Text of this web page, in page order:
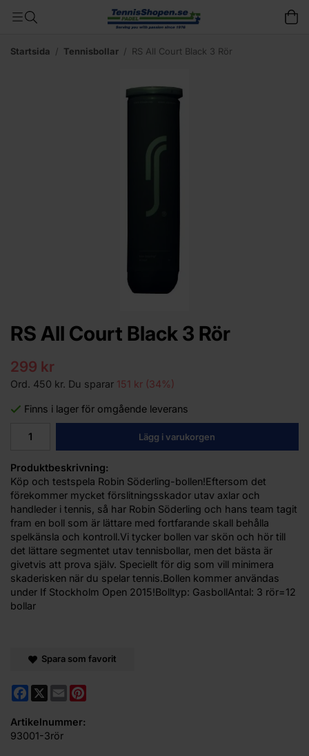
Startsida / Tennisbollar / RS All Court Black 3 Rör
RS All Court Black 3 Rör
299 kr
Ord. 450 kr. Du sparar 151 kr (34%)
Finns i lager för omgående leverans
Lägg i varukorgen
Produktbeskrivning:
Köp och testspela Robin Söderling-bollen!Eftersom det
förekommer mycket förslitningsskador utav axlar och
handleder i tennis, så har Robin Söderling och hans team tagit
fram en boll som är lättare med fortfarande skall behålla
spelkänsla och kontroll.Vi tycker bollen var skön och hör till
det lättare segmentet utav tennisbollar, men det bästa är
givetvis att prova själv. Speciellt för dig som vill minimera
skaderisken när du spelar tennis.Bollen kommer användas
under If Stockholm Open 2015!Bolltyp: GasbollAntal: 3 rör=12
bollar
Spara som favorit
Facebook
X Email
Artikelnummer:
93001-3rör